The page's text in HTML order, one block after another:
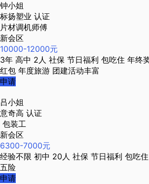
钟小姐
标扬塑业 认证
片材调机师傅
新会区
10000-12000元
3年 高中 2人 社保 节日福利 包吃住 年终
红包 年度旅游 团建活动丰富
申请
吕小姐
意奇高 认证
包装工
新会区
6300-7000元
经验不限 初中 20人 社保 节日福利 包吃住
五险
申请